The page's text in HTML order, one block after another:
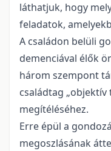
láthatjuk, hogy
feladatok,
A családon belüli
demenciával élők
három szempont
családtag „objektív
megítéléséhez.
Erre épül a
megoszlásának